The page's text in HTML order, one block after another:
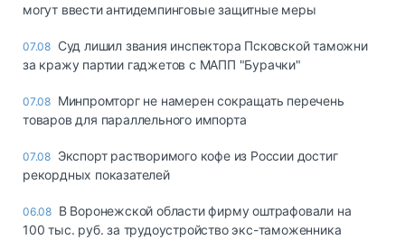
могут ввести антидемпинговые защитные меры
07.08 Суд лишил звания инспектора Псковской таможни
за кражу партии гаджетов с МАПП "Бурачки"
07.08 Минпромторг не намерен сокращать перечень
товаров для параллельного импорта
07.08 Экспорт растворимого кофе из России достиг
рекордных показателей
06.08 В Воронежской области фирму оштрафовали на
100 тыс. руб. за трудоустройство экс-таможенника